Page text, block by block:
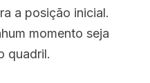
a posição inicial.
momento seja
quadril.